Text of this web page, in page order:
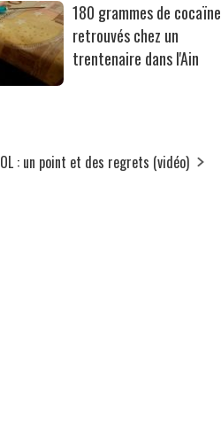
180 grammes de cocaïne
retrouvés chez un
trentenaire dans l'Ain
OL : un point et des regrets (vidéo)